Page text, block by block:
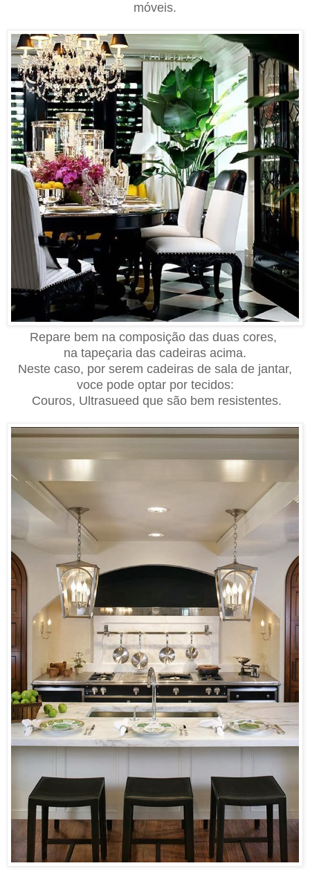
móveis.
Repare bem na composição das duas cores,
na tapeçaria das cadeiras acima.
Neste caso, por serem cadeiras de sala de jantar,
voce pode optar por tecidos:
Couros, Ultrasueed que são bem resistentes.